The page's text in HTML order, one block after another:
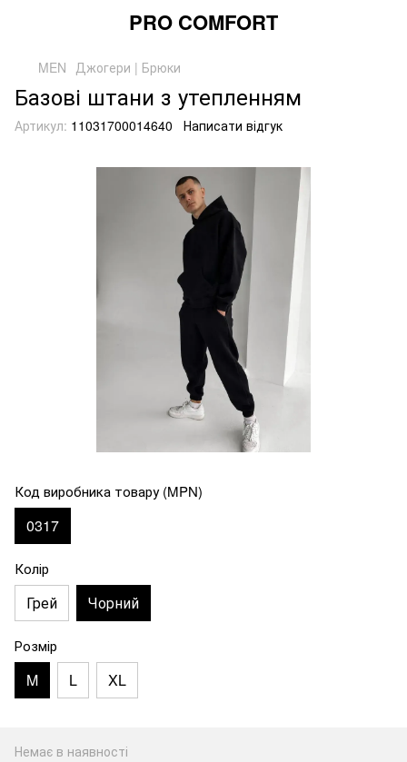
PRO COMFORT
MEN Джогери | Брюки
Базові штани з утепленням
Артикул: 11031700014640 Написати відгук
Код виробника товару (MPN)
0317
Колір
Грей Чорний
Розмір
M L XL
Немає в наявності